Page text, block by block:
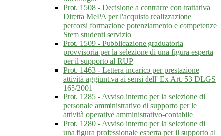
Prot. 1508 - Decisione a contrarre con trattativa
Diretta MePA per l'acquisto realizzazione
percorsi formazione potenziamento e competenze
Stem studenti servizio
Prot. 1509 - Pubblicazione graduatoria
provvisoria per la selezione di una figura esperta
per il supporto al RUP
Prot. 1463 - Lettera incarico per prestazione
attività aggiuntiva ai sensi dell' Ex Art. 53 DLGS
165/2001
Prot. 1285 - Avviso interno per la selezione di
personale amministrativo di supporto per le
attività operative amministrativo-contabile
Prot. 1280 - Avviso interno per la selezione di
una figura professionale esperta per il supporto al